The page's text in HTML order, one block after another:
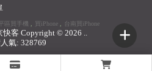
區買手機 買iPhone 台南買iPhone
快客 Copyright © 2026 ..
氣: 328769